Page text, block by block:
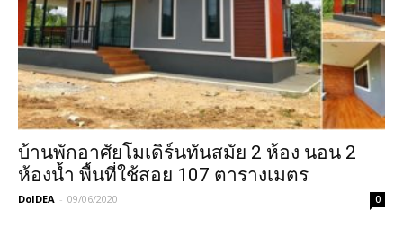
บ้านพักอาศัยโมเดิร์นทันสมัย 2 ห้อง นอน 2
ห้องน้ำ พื้นที่ใช้สอย 107 ตารางเมตร
DoIDEA - 09/06/2020 0